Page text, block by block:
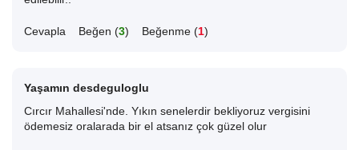
Cevapla Beğen (3) Beğenme (1)
Yaşamın desdeguloglu
Cırcır Mahallesi'nde. Yıkın senelerdir bekliyoruz vergisini
ödemesiz oralarada bir el atsanız çok güzel olur